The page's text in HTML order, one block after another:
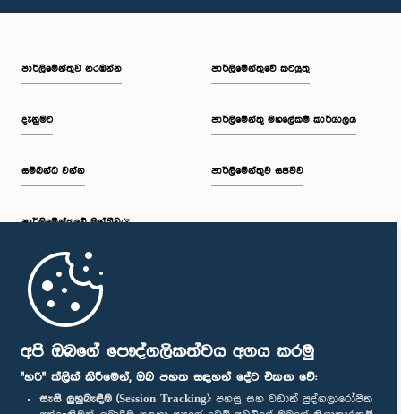
අපි ඔබගේ පෞද්ගලිකත්වය අගය කරමු
"හරි" ක්ලික් කිරීමෙන්, ඔබ පහත සඳහන් දේට එකඟ වේ:
සැසි ලුහුබැඳීම (Session Tracking): පහසු සහ වඩාත් පුද්ගලාරෝපිත
පාර්ලි‌මේන්තුව නරඹන්න
දැනුමට
සම්බන්ධ වන්න
පාර්ලි‌මේන්තුවේ මන්ත්‍රීවරු
මුල් පිටුව
පාර්ලිමේන්තුවේ කටයුතු
පාර්ලිමේන්තු මහලේකම් කාර්යාලය
පාර්ලිමේන්තුව සජීවීව
පාර්ලිමේන්තු ජංගම යෙදුම